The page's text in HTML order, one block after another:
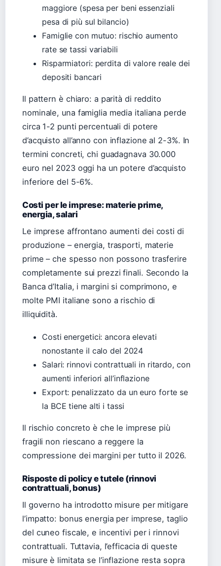
maggiore (spesa per beni essenziali
pesa di più sul bilancio)
Famiglie con mutuo: rischio aumento
rate se tassi variabili
Risparmiatori: perdita di valore reale dei
depositi bancari
Il pattern è chiaro: a parità di reddito
nominale, una famiglia media italiana perde
circa 1-2 punti percentuali di potere
d’acquisto all’anno con inflazione al 2-3%. In
termini concreti, chi guadagnava 30.000
euro nel 2023 oggi ha un potere d’acquisto
inferiore del 5-6%.
Costi per le imprese: materie prime,
energia, salari
Le imprese affrontano aumenti dei costi di
produzione – energia, trasporti, materie
prime – che spesso non possono trasferire
completamente sui prezzi finali. Secondo la
Banca d’Italia, i margini si comprimono, e
molte PMI italiane sono a rischio di
illiquidità.
Costi energetici: ancora elevati
nonostante il calo del 2024
Salari: rinnovi contrattuali in ritardo, con
aumenti inferiori all’inflazione
Export: penalizzato da un euro forte se
la BCE tiene alti i tassi
Il rischio concreto è che le imprese più
fragili non riescano a reggere la
compressione dei margini per tutto il 2026.
Risposte di policy e tutele (rinnovi
contrattuali, bonus)
Il governo ha introdotto misure per mitigare
l’impatto: bonus energia per imprese, taglio
del cuneo fiscale, e incentivi per i rinnovi
contrattuali. Tuttavia, l’efficacia di queste
misure è limitata se l’inflazione resta sopra